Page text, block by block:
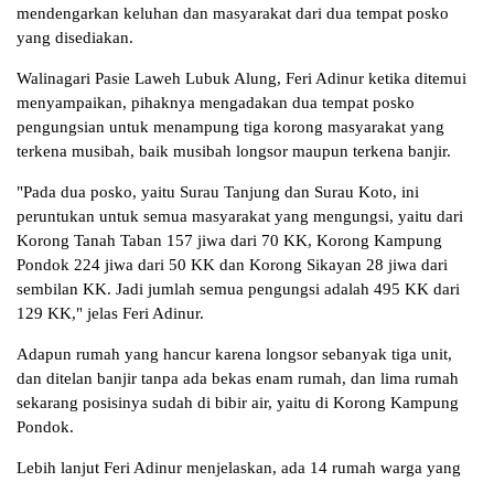
mendengarkan keluhan dan masyarakat dari dua tempat posko
yang disediakan.
Walinagari Pasie Laweh Lubuk Alung, Feri Adinur ketika ditemui
menyampaikan, pihaknya mengadakan dua tempat posko
pengungsian untuk menampung tiga korong masyarakat yang
terkena musibah, baik musibah longsor maupun terkena banjir.
"Pada dua posko, yaitu Surau Tanjung dan Surau Koto, ini
peruntukan untuk semua masyarakat yang mengungsi, yaitu dari
Korong Tanah Taban 157 jiwa dari 70 KK, Korong Kampung
Pondok 224 jiwa dari 50 KK dan Korong Sikayan 28 jiwa dari
sembilan KK. Jadi jumlah semua pengungsi adalah 495 KK dari
129 KK," jelas Feri Adinur.
Adapun rumah yang hancur karena longsor sebanyak tiga unit,
dan ditelan banjir tanpa ada bekas enam rumah, dan lima rumah
sekarang posisinya sudah di bibir air, yaitu di Korong Kampung
Pondok.
Lebih lanjut Feri Adinur menjelaskan, ada 14 rumah warga yang